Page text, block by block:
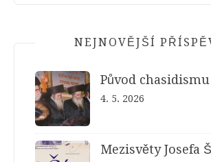
NEJNOVĚJŠÍ
Původ chasidismu
4. 5. 2026
Mezisvěty Josefa